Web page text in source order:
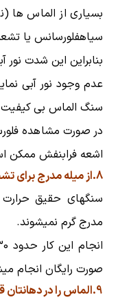
بسیاری از الماس ها
سیاهفلورسانس یا
بنابراین این شدت
عدم وجود نور آبی
سنگ الماس بی
در صورت مشاهده
اشعه فرابنفش ممکن
8.از میله مدرج برای تشخیص الماس استفاده کنید
سنگهای حقیق
مدرج گرم نمیشوند.
صورت رایگان انجام
9.الماس را در دهانتان قرار دهید و نفس بکشید